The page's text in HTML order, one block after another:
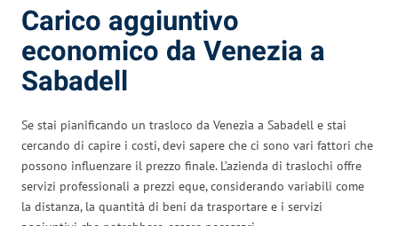
Carico aggiuntivo
economico da Venezia a
Sabadell
Se stai pianificando un trasloco da Venezia a Sabadell e stai
cercando di capire i costi, devi sapere che ci sono vari fattori che
possono influenzare il prezzo finale. L’azienda di traslochi offre
servizi professionali a prezzi eque, considerando variabili come
la distanza, la quantità di beni da trasportare e i servizi